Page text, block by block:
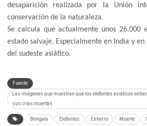
desaparición realizada por la Unión
conservación de la naturaleza.
Se calcula que actualmente unos 26.000
estado salvaje. Especialmente en India y en
del sudeste asiático.
Fuente
Las imágenes que muestran que los elefantes asiáticos
sus crías muertas
Bengala Elefantes Entierro Muerte